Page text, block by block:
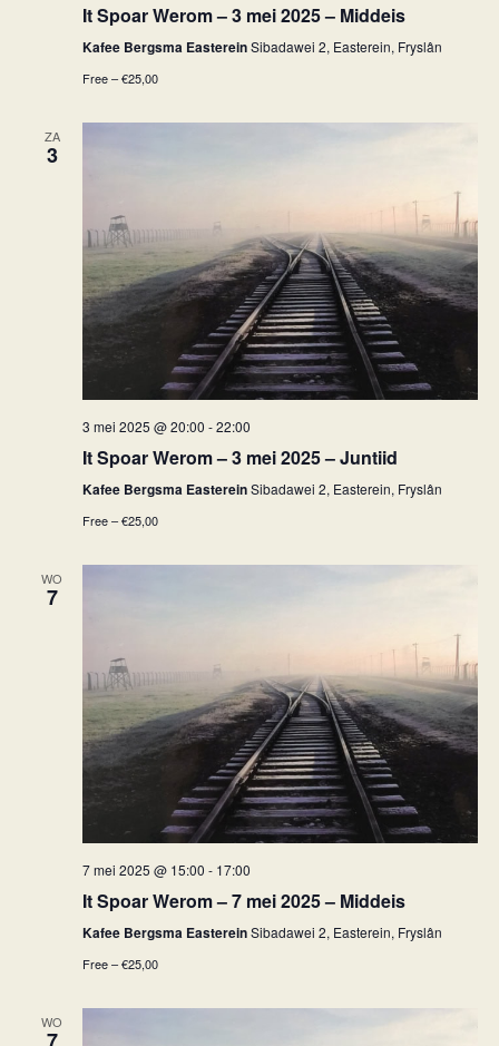
It Spoar Werom – 3 mei 2025 – Middeis
Kafee Bergsma EastereinSibadawei 2, Easterein, Fryslân
Free – €25,00
ZA
3
3 mei 2025 @ 20:00 -22:00
It Spoar Werom – 3 mei 2025 – Juntiid
Kafee Bergsma EastereinSibadawei 2, Easterein, Fryslân
Free – €25,00
WO
7
7 mei 2025 @ 15:00 - 17:00
It Spoar Werom – 7 mei 2025 – Middeis
Kafee Bergsma EastereinSibadawei 2, Easterein, Fryslân
Free – €25,00
WO